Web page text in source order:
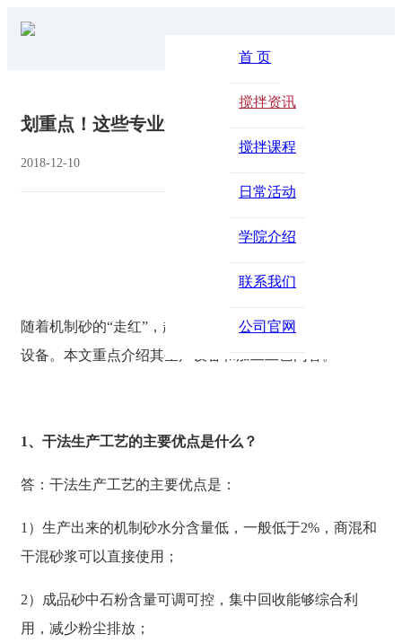
首 页
搅拌资讯
搅拌课程
日常活动
学院介绍
联系我们
公司官网
划重点！这些专业知识是机制砂行家必备
2018-12-10
随着机制砂的“走红”，越来越多的朋友咨询机制砂和制砂
设备。本文重点介绍其生产设备和加工工艺内容。
1、干法生产工艺的主要优点是什么？
答：干法生产工艺的主要优点是：
1）生产出来的机制砂水分含量低，一般低于2%，商混和
干混砂浆可以直接使用；
2）成品砂中石粉含量可调可控，集中回收能够综合利
用，减少粉尘排放；